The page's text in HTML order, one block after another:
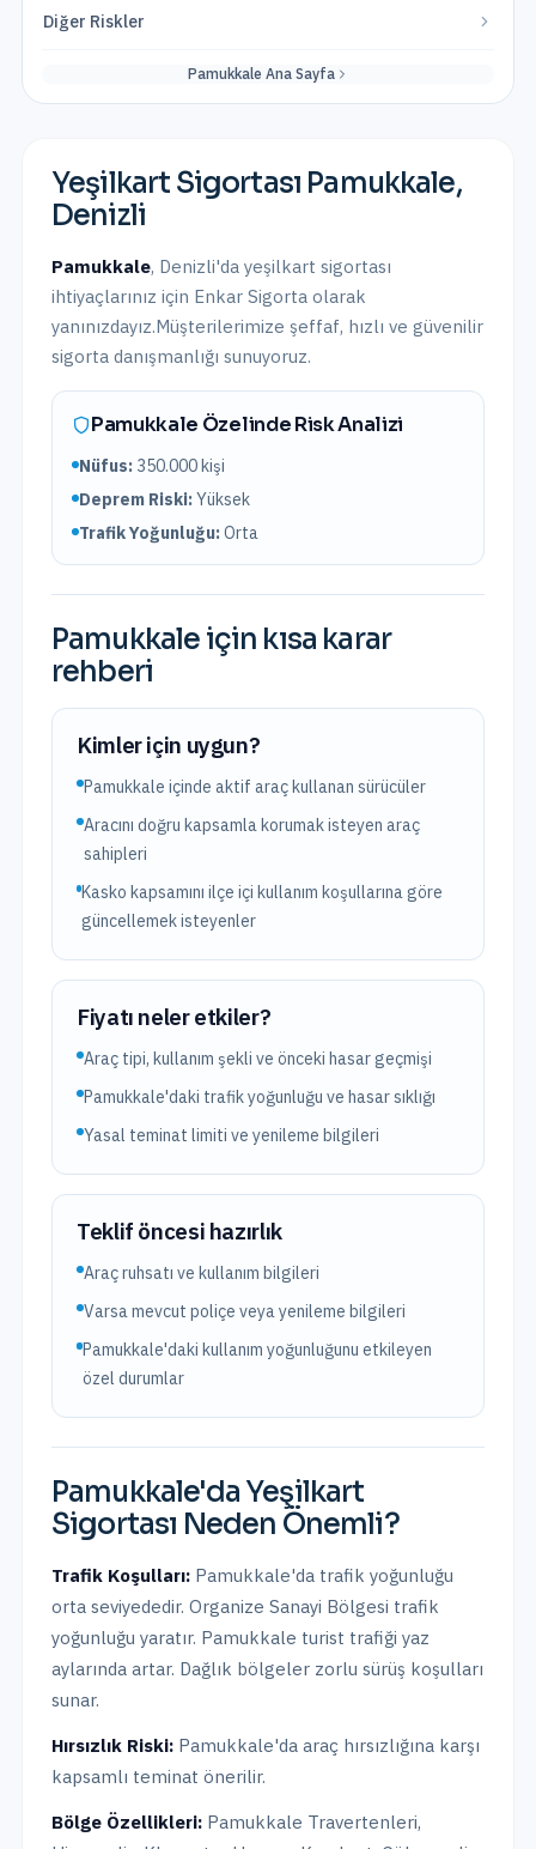
Diğer Riskler
Pamukkale Ana Sayfa
Yeşilkart Sigortası Pamukkale,
Denizli
Pamukkale, Denizli'da yeşilkart sigortası
ihtiyaçlarınız için Enkar Sigorta olarak
yanınızdayız.Müşterilerimize şeffaf, hızlı ve güvenilir
sigorta danışmanlığı sunuyoruz.
Pamukkale Özelinde Risk Analizi
Nüfus: 350.000kişi
Deprem Riski:Yüksek
Trafik Yoğunluğu:Orta
Pamukkale için kısa karar
rehberi
Kimler için uygun?
Pamukkale içinde aktif araç kullanan sürücüler
Aracını doğru kapsamla korumak isteyen araç
sahipleri
Kasko kapsamını ilçe içi kullanım koşullarına göre
güncellemek isteyenler
Fiyatı neler etkiler?
Araç tipi, kullanım şekli ve önceki hasar geçmişi
Pamukkale'daki trafik yoğunluğu ve hasar sıklığı
Yasal teminat limiti ve yenileme bilgileri
Teklif öncesi hazırlık
Araç ruhsatı ve kullanım bilgileri
Varsa mevcut poliçe veya yenileme bilgileri
Pamukkale'daki kullanım yoğunluğunu etkileyen
özel durumlar
Pamukkale'da Yeşilkart
Sigortası Neden Önemli?
Trafik Koşulları: Pamukkale'da trafik yoğunluğu
orta seviyededir. Organize Sanayi Bölgesi trafik
yoğunluğu yaratır. Pamukkale turist trafiği yaz
aylarında artar. Dağlık bölgeler zorlu sürüş koşulları
sunar.
Hırsızlık Riski: Pamukkale'da araç hırsızlığına karşı
kapsamlı teminat önerilir.
Bölge Özellikleri: Pamukkale Travertenleri,